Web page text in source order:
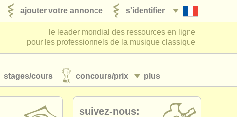
s'identifier
ajouter votre annonce
le leader mondial des ressources en ligne
pour les professionnels de la musique classique
plus
stages/cours concours/prix
suivez-nous: